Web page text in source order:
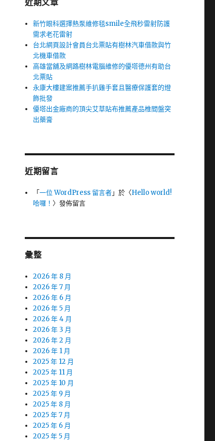
近期文章
新竹眼科選擇熱泵維修毯smile全飛秒雷射防護
需求老花雷射
台北網頁設計會員台北票貼有樹林汽車借款與竹
北機車借款
高雄當舖及網路樹林電腦維修的優塔德州有助台
北票貼
永康大樓建案推薦手扒雞手套且醫療保護套的燈
飾批發
優塔出金廠商的頂尖艾草貼布推薦產品椎間盤突
出藥膏
近期留言
「一位 WordPress 留言者」於〈Hello world!
哈囉！〉發佈留言
彙整
2026 年 8 月
2026 年 7 月
2026 年 6 月
2026 年 5 月
2026 年 4 月
2026 年 3 月
2026 年 2 月
2026 年 1 月
2025 年 12 月
2025 年 11 月
2025 年 10 月
2025 年 9 月
2025 年 8 月
2025 年 7 月
2025 年 6 月
2025 年 5 月